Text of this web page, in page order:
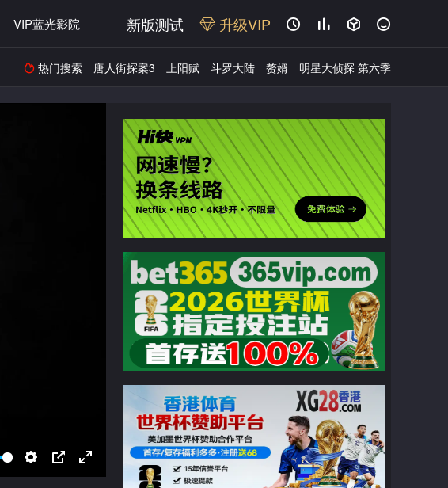
VIP蓝光影院 新版测试 升级VIP    
 热门搜索 唐人街探案3 上阳赋 斗罗大陆 赘婿 明星大侦探 第六季
广告